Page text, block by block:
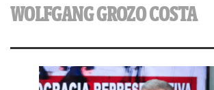
WOLFGANG GROZO COSTA